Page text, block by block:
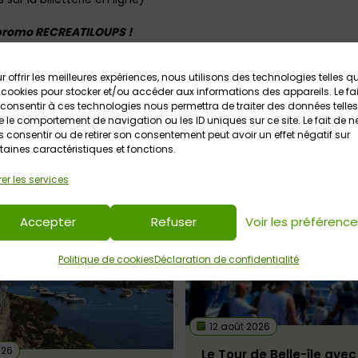
offrir les meilleures expériences, nous utilisons des technologies telles
pour stocker et/ou accéder aux informations des appareils. Le
à ces technologies nous permettra de traiter des données telles
le comportement de navigation ou les ID uniques sur ce site. Le fait de
consentir ou de retirer son consentement peut avoir un effet négatif sur
caractéristiques et fonctions.
les services
Accepter Refuser Voir les
Politique de cookiesDéclaration de confidentialité
RECREATILOUPS !
et réservations en ligne auprès de la Compagnie du
12 août 2026
Le Tour de Belle-île